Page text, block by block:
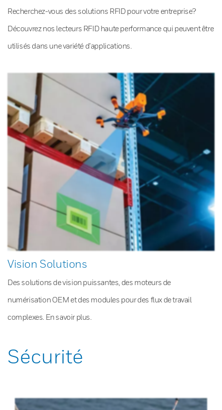
Recherchez-vous des solutions RFID pour votre entreprise?
Découvrez nos lecteurs RFID haute performance qui peuvent être
utilisés dans une variété d’applications.
Vision Solutions
Des solutions de vision puissantes, des moteurs de
numérisation OEM et des modules pour des flux de travail
complexes. En savoir plus.
Sécurité